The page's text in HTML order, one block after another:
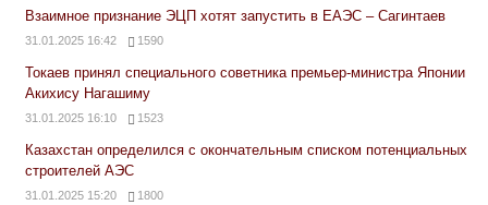
Взаимное признание ЭЦП хотят запустить в ЕАЭС – Сагинтаев
31.01.2025 16:42 1590
Токаев принял специального советника премьер-министра Японии
Акихису Нагашиму
31.01.2025 16:10 1523
Казахстан определился с окончательным списком потенциальных
строителей АЭС
31.01.2025 15:20 1800